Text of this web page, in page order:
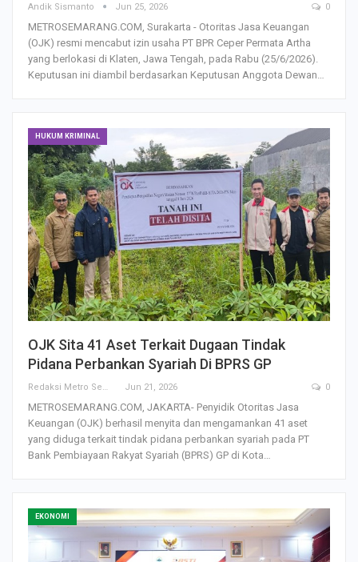
Andik Sismanto Jun 25, 2026 0
METROSEMARANG.COM, Surakarta - Otoritas Jasa Keuangan
(OJK) resmi mencabut izin usaha PT BPR Ceper Permata Artha
yang berlokasi di Klaten, Jawa Tengah, pada Rabu (25/6/2026).
Keputusan ini diambil berdasarkan Keputusan Anggota Dewan…
HUKUM KRIMINAL
OJK Sita 41 Aset Terkait Dugaan Tindak
Pidana Perbankan Syariah Di BPRS GP
Redaksi Metro Semarang Jun 21, 2026 0
METROSEMARANG.COM, JAKARTA- Penyidik Otoritas Jasa
Keuangan (OJK) berhasil menyita dan mengamankan 41 aset
yang diduga terkait tindak pidana perbankan syariah pada PT
Bank Pembiayaan Rakyat Syariah (BPRS) GP di Kota…
EKONOMI